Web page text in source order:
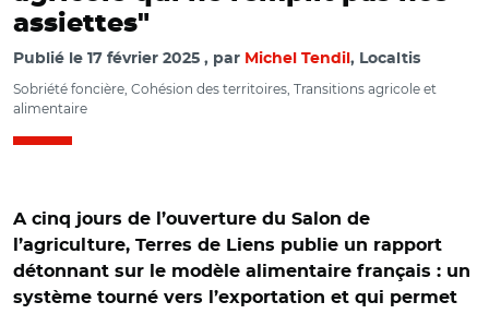
assiettes"
Publié le 17 février 2025 par Michel Tendil , Localtis
Sobriété foncière, Cohésion des territoires, Transitions agricole et
alimentaire
A cinq jours de l’ouverture du Salon de
l’agriculture, Terres de Liens publie un rapport
détonnant sur le modèle alimentaire français : un
système tourné vers l’exportation et qui permet